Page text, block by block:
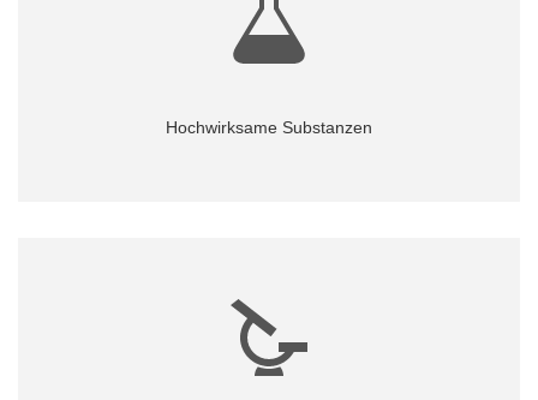
Hochwirksame Substanzen
Mehr...